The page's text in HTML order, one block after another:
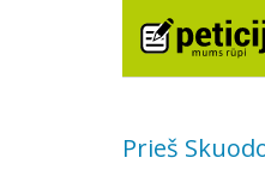
Prieš